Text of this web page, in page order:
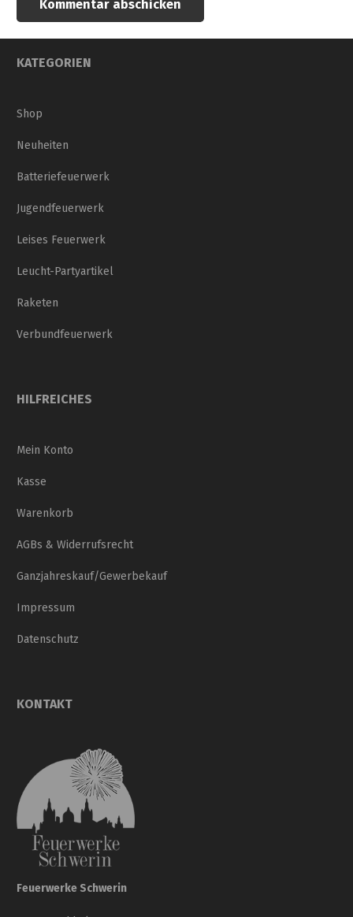
Kommentar abschicken
KATEGORIEN
Shop
Neuheiten
Batteriefeuerwerk
Jugendfeuerwerk
Leises Feuerwerk
Leucht-Partyartikel
Raketen
Verbundfeuerwerk
HILFREICHES
Mein Konto
Kasse
Warenkorb
AGBs & Widerrufsrecht
Ganzjahreskauf/Gewerbekauf
Impressum
Datenschutz
KONTAKT
Feuerwerke Schwerin